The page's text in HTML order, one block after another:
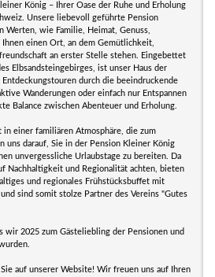
König – Ihrer Oase der Ruhe und Erholung
Unsere liebevoll geführte Pension
wie Familie, Heimat, Genuss,
einen Ort, an dem Gemütlichkeit,
an erster Stelle stehen. Eingebettet
Elbsandsteingebirges, ist unser Haus der
durch die beeindruckende
Wanderungen oder einfach nur Entspannen
Balance zwischen Abenteuer und Erholung.
einer familiären Atmosphäre, die zum
uns darauf, Sie in der Pension Kleiner König
unvergessliche Urlaubstage zu bereiten. Da
Nachhaltigkeit und Regionalität achten, bieten
und regionales Frühstücksbuffet mit
sind somit stolze Partner des Vereins "Gutes
wir 2025 zum Gästeliebling der Pensionen und
auf unserer Website! Wir freuen uns auf Ihren